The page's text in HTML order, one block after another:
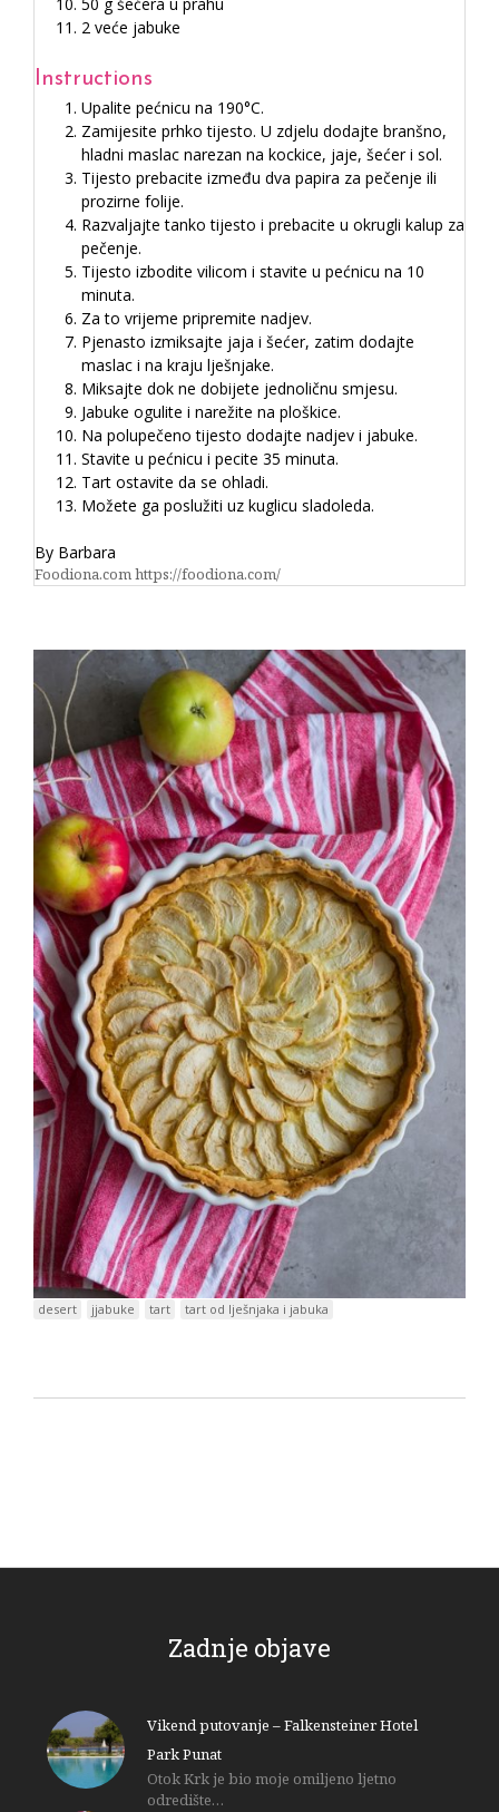
2 veće jabuke
Instructions
Upalite pećnicu na 190°C.
Zamijesite prhko tijesto. U zdjelu dodajte branšno,
hladni maslac narezan na kockice, jaje, šećer i sol.
Tijesto prebacite između dva papira za pečenje ili
prozirne folije.
Razvaljajte tanko tijesto i prebacite u okrugli kalup za
pečenje.
Tijesto izbodite vilicom i stavite u pećnicu na 10
minuta.
Za to vrijeme pripremite nadjev.
Pjenasto izmiksajte jaja i šećer, zatim dodajte
maslac i na kraju lješnjake.
Miksajte dok ne dobijete jednoličnu smjesu.
Jabuke ogulite i narežite na ploškice.
Na polupečeno tijesto dodajte nadjev i jabuke.
Stavite u pećnicu i pecite 35 minuta.
Tart ostavite da se ohladi.
Možete ga poslužiti uz kuglicu sladoleda.
By Barbara
Foodiona.com https://foodiona.com/
desert jjabuke tart tart od lješnjaka i jabuka
Zadnje objave
Vikend putovanje – Falkensteiner Hotel
Park Punat
Otok Krk je bio moje omiljeno ljetno
odredište…